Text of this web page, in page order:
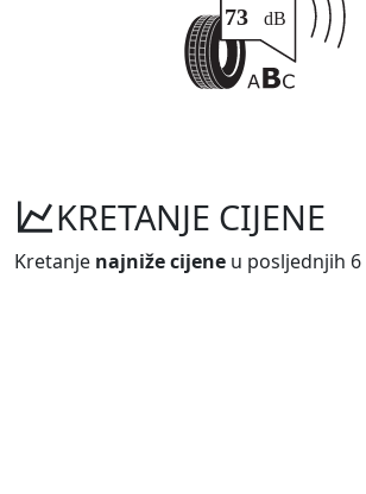
KRETANJE CIJENE
Kretanje najniže cijene u posljednjih 6